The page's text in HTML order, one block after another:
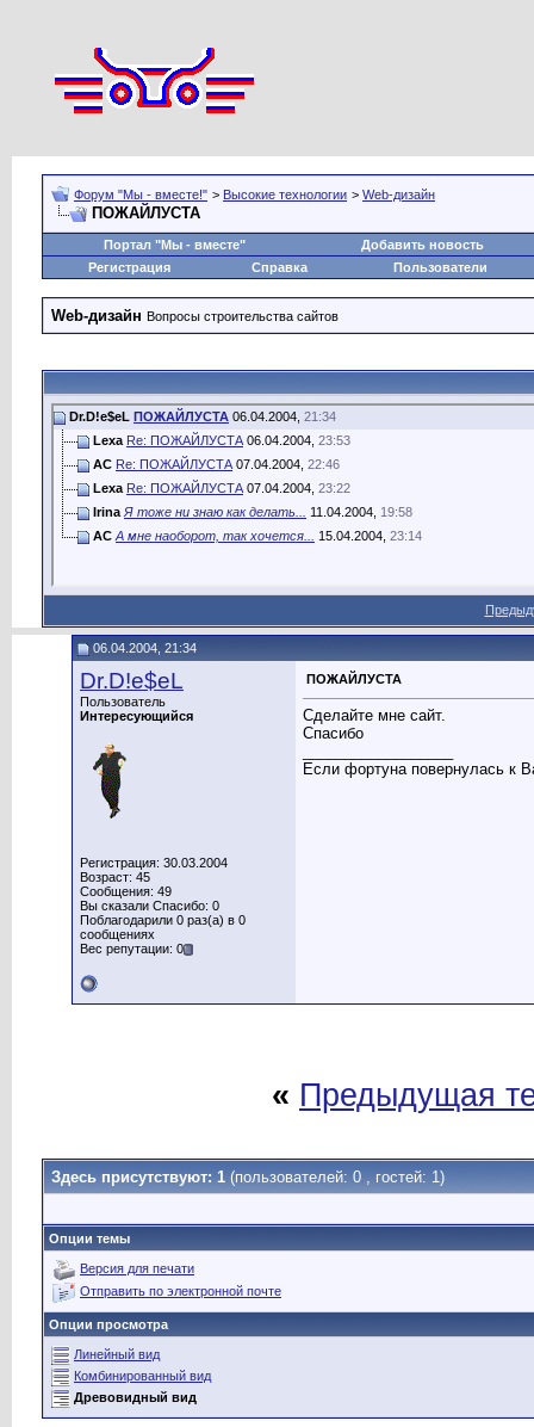
Форум "Мы - вместе!" > Высокие технологии > Web-дизайн
ПОЖАЙЛУСТА
Портал "Мы - вместе"
Добавить новость
Регистрация
Справка Пользователи
Web-дизайн Вопросы строительства сайтов
Dr.D!e$eL ПОЖАЙЛУСТА 06.04.2004, 21:34
Lexa Re: ПОЖАЙЛУСТА 06.04.2004, 23:53
AC Re: ПОЖАЙЛУСТА 07.04.2004, 22:46
Lexa Re: ПОЖАЙЛУСТА 07.04.2004, 23:22
Irina Я тоже ни знаю как делать... 11.04.2004, 19:58
AC А мне наоборот, так хочется... 15.04.2004, 23:14
06.04.2004, 21:34
Dr.D!e$eL
Пользователь
Интересующийся
Регистрация: 30.03.2004
Возраст: 45
Сообщения: 49
Вы сказали Спасибо: 0
Поблагодарили 0 раз(а) в 0
сообщениях
Вес репутации: 0
ПОЖАЙЛУСТА
Сделайте мне сайт.
Спасибо
Если фортуна повернулась к
« Предыдущая
Здесь присутствуют: 1 (пользователей: 0 , гостей: 1)
Опции темы
Версия для печати
Отправить по электронной почте
Опции просмотра
Линейный вид
Комбинированный вид
Древовидный вид